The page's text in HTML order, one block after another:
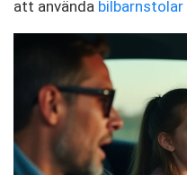
att använda bilbarnstolar